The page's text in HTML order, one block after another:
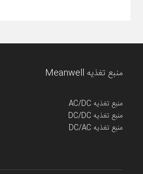
منبع تغذیه Meanwell
منبع تغذیه AC/DC
منبع تغذیه DC/DC
منبع تغذیه DC/AC